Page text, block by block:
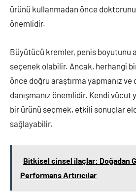
ürünü kullanmadan önce
önemlidir.
Büyütücü kremler, penis boyutunu
seçenek olabilir. Ancak, herhangi
önce doğru araştırma yapmanız
danışmanız önemlidir. Kendi vücut
bir ürünü seçmek, etkili sonuçlar
sağlayabilir.
Bitkisel cinsel ilaçlar: Doğadan
Performans Artırıcılar